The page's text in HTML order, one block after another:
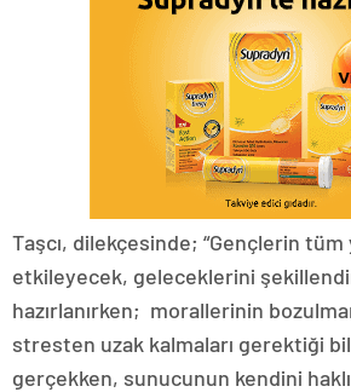
Taşcı, dilekçesinde; “Gençlerin tüm
etkileyecek, geleceklerini
hazırlanırken; morallerinin
stresten uzak kalmaları gerektiği
gerçekken, sunucunun kendini